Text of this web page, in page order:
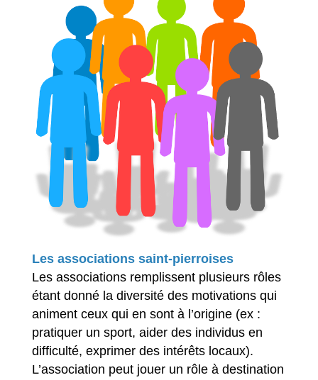
Les associations saint-pierroises
Les associations remplissent plusieurs rôles
étant donné la diversité des motivations qui
animent ceux qui en sont à l’origine (ex :
pratiquer un sport, aider des individus en
difficulté, exprimer des intérêts locaux).
L’association peut jouer un rôle à destination